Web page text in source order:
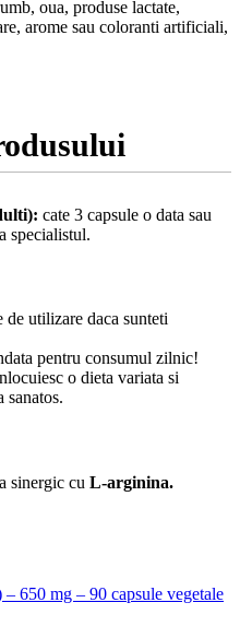
oua, produse lactate,
arome sau coloranti artificiali,
cate 3 capsule o data sau
specialistul.
utilizare daca sunteti
pentru consumul zilnic!
o dieta variata si
sanatos.
sinergic cu L-arginina.